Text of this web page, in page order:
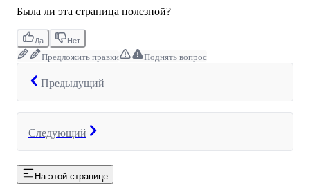
Была ли эта страница полезной?
Да Нет
Предложить правки Поднять вопрос
Предыдущий
Следующий
На этой странице